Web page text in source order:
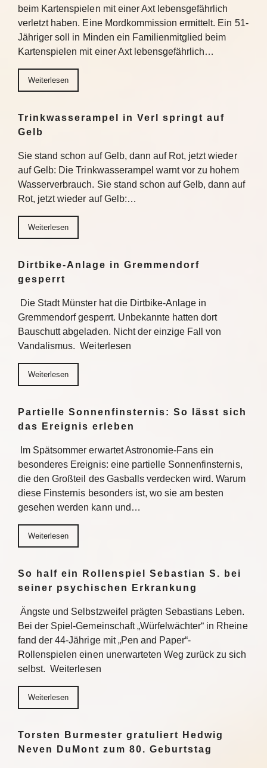
beim Kartenspielen mit einer Axt lebensgefährlich
verletzt haben. Eine Mordkommission ermittelt. Ein 51-
Jähriger soll in Minden ein Familienmitglied beim
Kartenspielen mit einer Axt lebensgefährlich…
Weiterlesen
Trinkwasserampel in Verl springt auf
Gelb
Sie stand schon auf Gelb, dann auf Rot, jetzt wieder
auf Gelb: Die Trinkwasserampel warnt vor zu hohem
Wasserverbrauch. Sie stand schon auf Gelb, dann auf
Rot, jetzt wieder auf Gelb:…
Weiterlesen
Dirtbike-Anlage in Gremmendorf
gesperrt
Die Stadt Münster hat die Dirtbike-Anlage in
Gremmendorf gesperrt. Unbekannte hatten dort
Bauschutt abgeladen. Nicht der einzige Fall von
Vandalismus. Weiterlesen
Weiterlesen
Partielle Sonnenfinsternis: So lässt sich
das Ereignis erleben
Im Spätsommer erwartet Astronomie-Fans ein
besonderes Ereignis: eine partielle Sonnenfinsternis,
die den Großteil des Gasballs verdecken wird. Warum
diese Finsternis besonders ist, wo sie am besten
gesehen werden kann und…
Weiterlesen
So half ein Rollenspiel Sebastian S. bei
seiner psychischen Erkrankung
Ängste und Selbstzweifel prägten Sebastians Leben.
Bei der Spiel-Gemeinschaft „Würfelwächter“ in Rheine
fand der 44-Jährige mit „Pen and Paper“-
Rollenspielen einen unerwarteten Weg zurück zu sich
selbst. Weiterlesen
Weiterlesen
Torsten Burmester gratuliert Hedwig
Neven DuMont zum 80. Geburtstag